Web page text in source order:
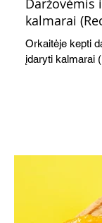
Daržovėmis
kalmarai
Orkaitėje kepti
įdaryti kalmarai